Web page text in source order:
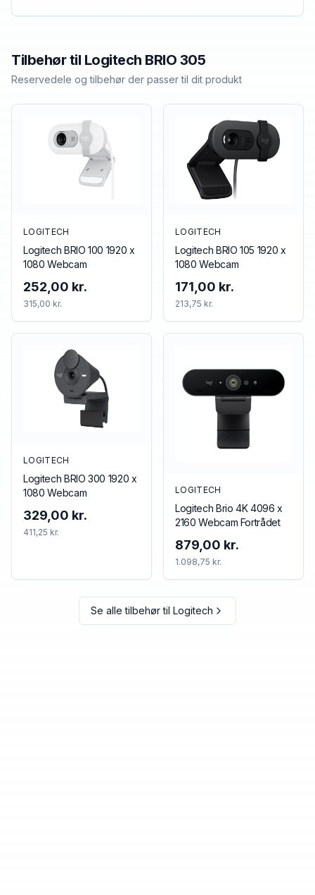
Tilbehør til Logitech BRIO 305
Reservedele og tilbehør der passer til dit produkt
LOGITECH
Logitech BRIO 100 1920 x
1080 Webcam
252,00 kr.
315,00 kr.
LOGITECH
Logitech BRIO 105 1920 x
1080 Webcam
171,00 kr.
213,75 kr.
LOGITECH
Logitech BRIO 300 1920 x
1080 Webcam
329,00 kr.
411,25 kr.
LOGITECH
Logitech Brio 4K 4096 x
2160 Webcam Fortrådet
879,00 kr.
1.098,75 kr.
Se alle tilbehør til Logitech